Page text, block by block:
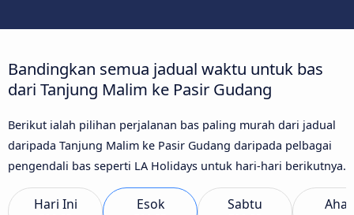
Bandingkan semua jadual waktu untuk bas
dari Tanjung Malim ke Pasir Gudang
Berikut ialah pilihan perjalanan bas paling murah dari jadual
daripada Tanjung Malim ke Pasir Gudang daripada pelbagai
pengendali bas seperti LA Holidays untuk hari-hari berikutnya.
Hari Ini Esok Sabtu